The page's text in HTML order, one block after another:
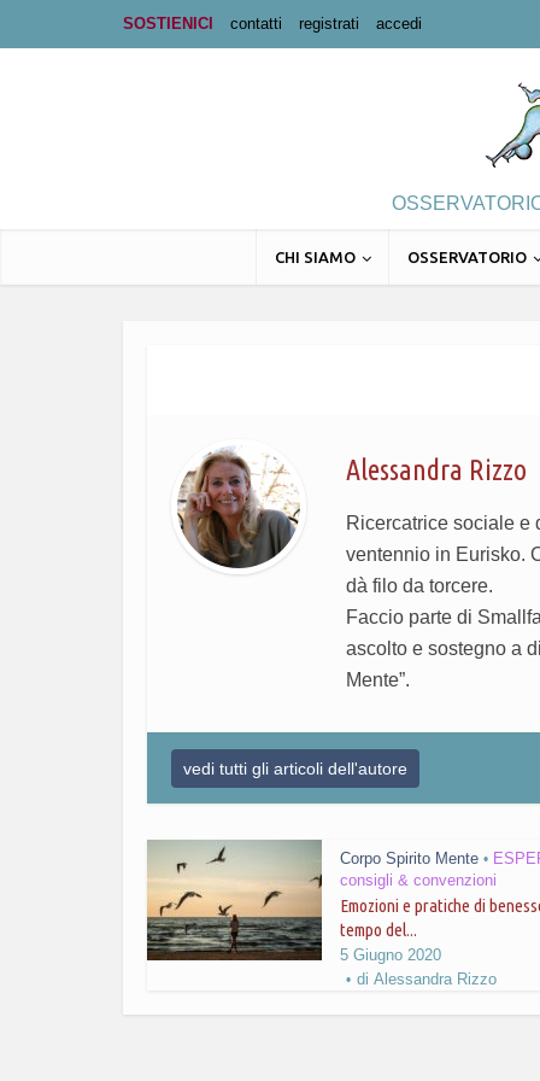
SOSTIENICI contatti registrati accedi
CHI SIAMO OSSERVATORIO
Alessandra Rizzo
Ricercatrice sociale e
ventennio in Eurisko.
dà filo da torcere.
Faccio parte di
ascolto e sostegno a
Mente”.
vedi tutti gli articoli dell'autore
Corpo Spirito Mente •
consigli & convenzioni
Emozioni e pratiche di
tempo del...
5 Giugno 2020
di Alessandra Rizzo